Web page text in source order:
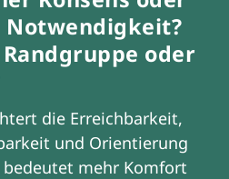
oder
die Erreichbarkeit,
und Orientierung
mehr Komfort